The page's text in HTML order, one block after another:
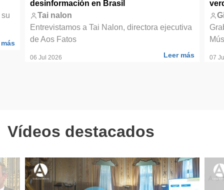
desinformación en Brasil
Tai nalon
Entrevistamos a Tai Nalon, directora ejecutiva
de Aos Fatos
06 Jul 2026 Leer más 07
Vídeos destacados